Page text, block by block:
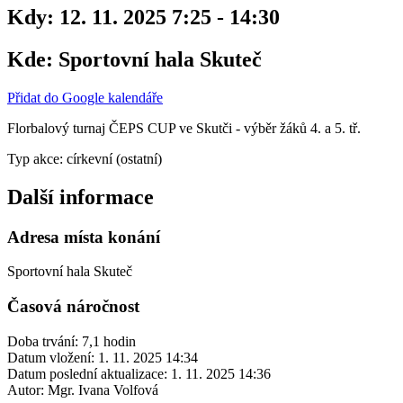
Kdy: 12. 11. 2025 7:25 - 14:30
Kde: Sportovní hala Skuteč
Přidat do Google kalendáře
Florbalový turnaj ČEPS CUP ve Skutči - výběr žáků 4. a 5. tř.
Typ akce: církevní (ostatní)
Další informace
Adresa místa konání
Sportovní hala Skuteč
Časová náročnost
Doba trvání: 7,1 hodin
Datum vložení: 1. 11. 2025 14:34
Datum poslední aktualizace: 1. 11. 2025 14:36
Autor: Mgr. Ivana Volfová